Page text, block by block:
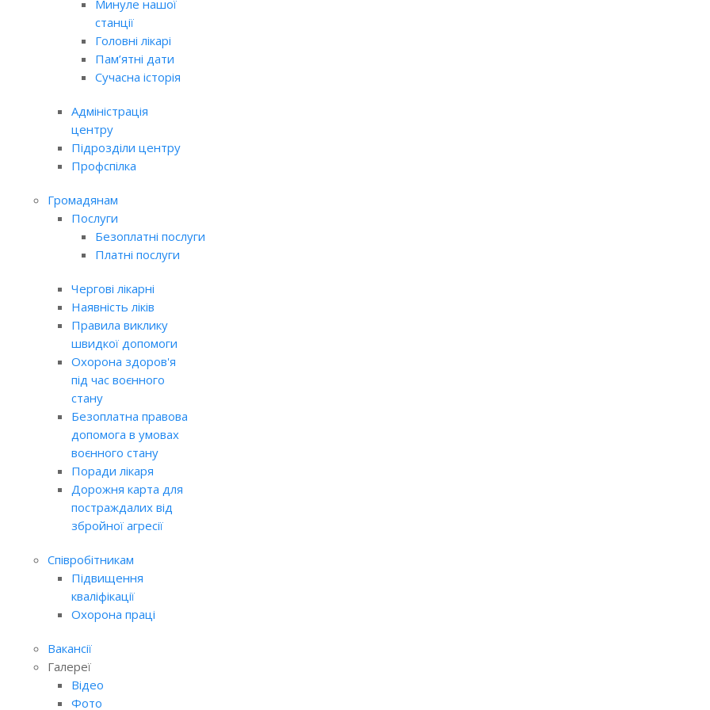
Минуле нашої
станції
Головні лікарі
Пам’ятні дати
Сучасна історія
Адміністрація
центру
Підрозділи центру
Профспілка
Громадянам
Послуги
Безоплатні послуги
Платні послуги
Чергові лікарні
Наявність ліків
Правила виклику
швидкої допомоги
Охорона здоров'я
під час воєнного
стану
Безоплатна правова
допомога в умовах
воєнного стану
Поради лікаря
Дорожня карта для
постраждалих від
збройної агресії
Співробітникам
Підвищення
кваліфікації
Охорона праці
Вакансії
Галереї
Відео
Фото